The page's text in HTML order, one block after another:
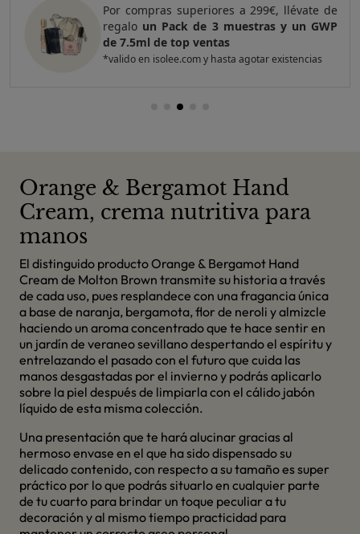
Por compras superiores a 299€, llévate de
regalo un Pack de 3 muestras y un GWP
de 7.5ml de top ventas
*valido en isolee.com y hasta agotar existencias
Orange & Bergamot Hand
Cream, crema nutritiva para
manos
El distinguido producto Orange & Bergamot Hand
Cream de Molton Brown transmite su historia a través
de cada uso, pues resplandece con una fragancia única
a base de naranja, bergamota, flor de neroli y almizcle
haciendo un aroma concentrado que te hace sentir en
un jardín de veraneo sevillano despertando el espíritu y
entrelazando el pasado con el futuro que cuida las
manos desgastadas por el invierno y podrás aplicarlo
sobre la piel después de limpiarla con el cálido jabón
líquido de esta misma colección.
Una presentación que te hará alucinar gracias al
hermoso envase en el que ha sido dispensado su
delicado contenido, con respecto a su tamaño es super
práctico por lo que podrás situarlo en cualquier parte
de tu cuarto para brindar un toque peculiar a tu
decoración y al mismo tiempo practicidad para